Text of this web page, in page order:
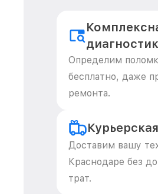
Определим
бесплатно, даже
ремонта.
Доставим вашу
Краснодаре без
трат.